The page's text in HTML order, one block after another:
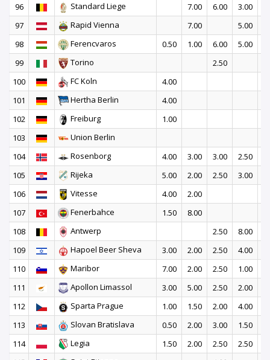
96 Standard Liege 7.00 6.00
3.00
97
Rapid Vienna 7.00 5.00
98
Ferencvaros 0.50 1.00 6.00 5.00
99
Torino
2.50
100
FC Koln
4.00
101
Hertha Berlin
4.00
102
Freiburg
1.00
103
Union Berlin
104
Rosenborg 4.00 3.00 3.00 2.50
105
Rijeka 5.00 2.00 2.50 3.00
106
Vitesse 4.00 2.00
107
Fenerbahce 1.50 8.00
108
Antwerp 2.50 8.00
109
Hapoel Beer Sheva 3.00 2.00 2.50 4.00
110
Maribor 7.00 2.00 2.50 1.00
111
Apollon Limassol 3.00 5.00 2.50 2.00
112
Sparta Prague 1.00 1.50 2.00 4.00
113
Slovan Bratislava 0.50 2.00 3.00 1.50
114
Legia 1.50 2.00 2.50 2.50